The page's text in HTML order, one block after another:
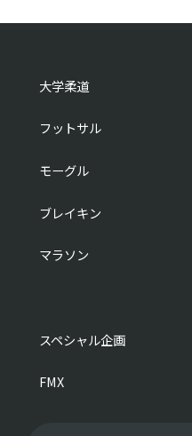
大学柔道
フットサル
モーグル
ブレイキン
マラソン
スペシャル企画
FMX